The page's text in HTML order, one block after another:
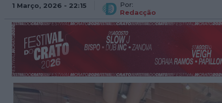
1 Março, 2026 - 22:15
Por:
Redacção